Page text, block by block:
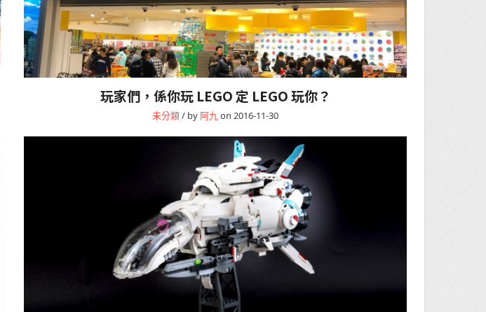
玩家們，係你玩 LEGO 定 LEGO 玩你？
未分類/ by 阿九on 2016-11-30